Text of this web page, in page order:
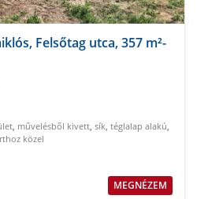
Felsőtag utca, 357 m²-
, művelésből kivett, sík, téglalap alakú,
közel
MEGNÉZEM